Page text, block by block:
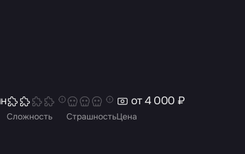
Сложность СтрашностьЦена
от 4 000 ₽